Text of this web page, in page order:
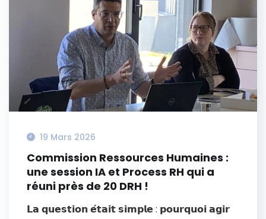
19 Mars 2026
Commission Ressources Humaines :
une session IA et Process RH qui a
réuni près de 20 DRH !
𝗟𝗮 𝗾𝘂𝗲𝘀𝘁𝗶𝗼𝗻 𝗲́𝘁𝗮𝗶𝘁 𝘀𝗶𝗺𝗽𝗹𝗲 : 𝗽𝗼𝘂𝗿𝗾𝘂𝗼𝗶 𝗮𝗴𝗶𝗿